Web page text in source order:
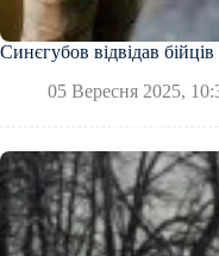
Синєгубов відвідав
05 Вересня 2025,